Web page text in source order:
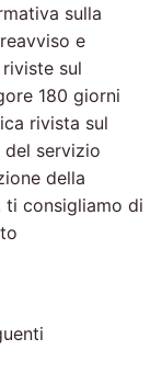
sulla
e
sul
180 giorni
rivista sul
del servizio
della
ti consigliamo di